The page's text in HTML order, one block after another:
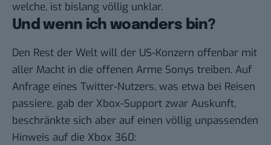
welche, ist bislang völlig unklar.
Und wenn ich woanders bin?
Den Rest der Welt will der US-Konzern offenbar mit
aller Macht in die offenen Arme Sonys treiben. Auf
Anfrage eines Twitter-Nutzers, was etwa bei Reisen
passiere, gab der Xbox-Support zwar Auskunft,
beschränkte sich aber auf einen völlig unpassenden
Hinweis auf die Xbox 360: